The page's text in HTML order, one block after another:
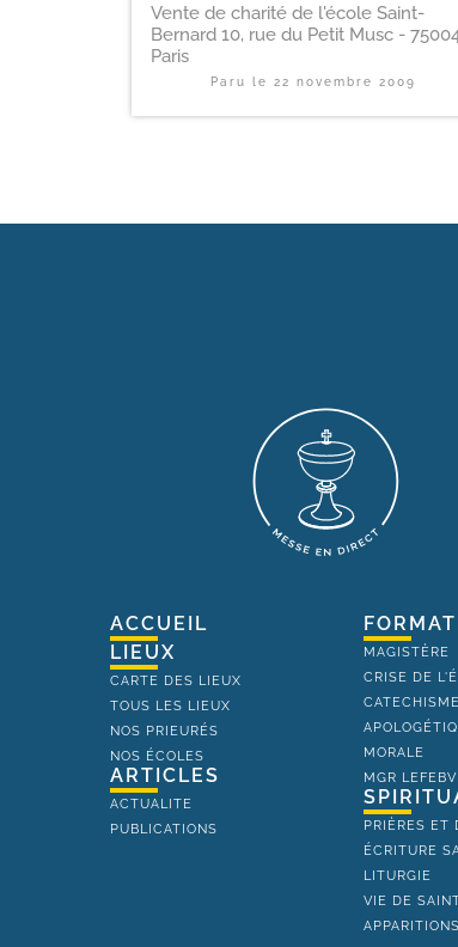
Vente de charité de l'école Saint-
Bernard 10, rue du Petit Musc -
Paris
Paru le 22 novembre 2009
ACCUEIL
LIEUX
CARTE DES LIEUX
TOUS LES LIEUX
NOS PRIEURÉS
NOS ÉCOLES
ARTICLES
ACTUALITE
PUBLICATIONS
MAGISTÈRE
CRISE DE
CATECHISME
MORALE
MGR
PRIÈRES ET
ÉCRITURE
LITURGIE
VIE DE
APPARITIONS